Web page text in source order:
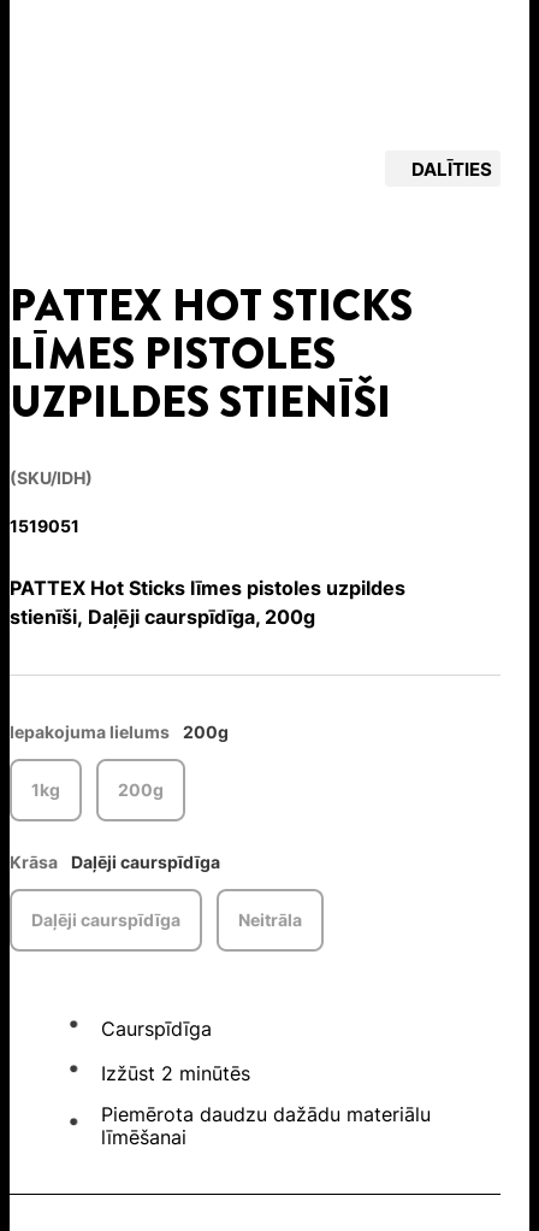
DALĪTIES
PATTEX HOT STICKS
LĪMES PISTOLES
UZPILDES STIENĪŠI
(SKU/IDH)
1519051
PATTEX Hot Sticks līmes pistoles uzpildes
stienīši, Daļēji caurspīdīga, 200g
Iepakojuma lielums 200g
1kg 200g
Krāsa Daļēji caurspīdīga
Daļēji caurspīdīga Neitrāla
Caurspīdīga
Izžūst 2 minūtēs
Piemērota daudzu dažādu materiālu
līmēšanai